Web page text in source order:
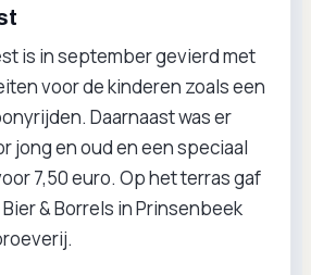
is in september gevierd met
voor de kinderen zoals een
Daarnaast was er
jong en oud en een speciaal
7,50 euro. Op het terras gaf
& Borrels in Prinsenbeek